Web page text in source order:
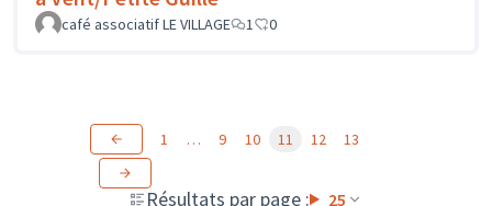
café associatif LE VILLAGE 1 0
Résultats par page : 25
1 … 9 10 11 12 13